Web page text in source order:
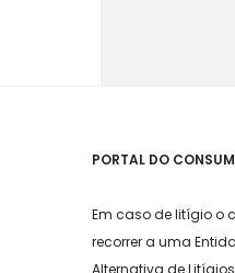
PORTAL DO
Em caso de litígio o
recorrer a uma